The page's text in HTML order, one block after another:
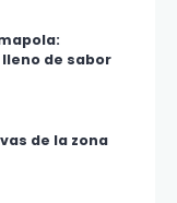
de sabor
de la zona